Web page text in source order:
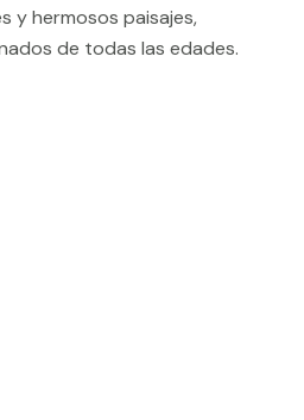
y hermosos paisajes,
de todas las edades.